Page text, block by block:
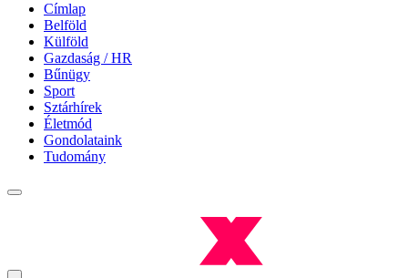
Címlap
Belföld
Külföld
Gazdaság / HR
Bűnügy
Sport
Sztárhírek
Életmód
Gondolataink
Tudomány